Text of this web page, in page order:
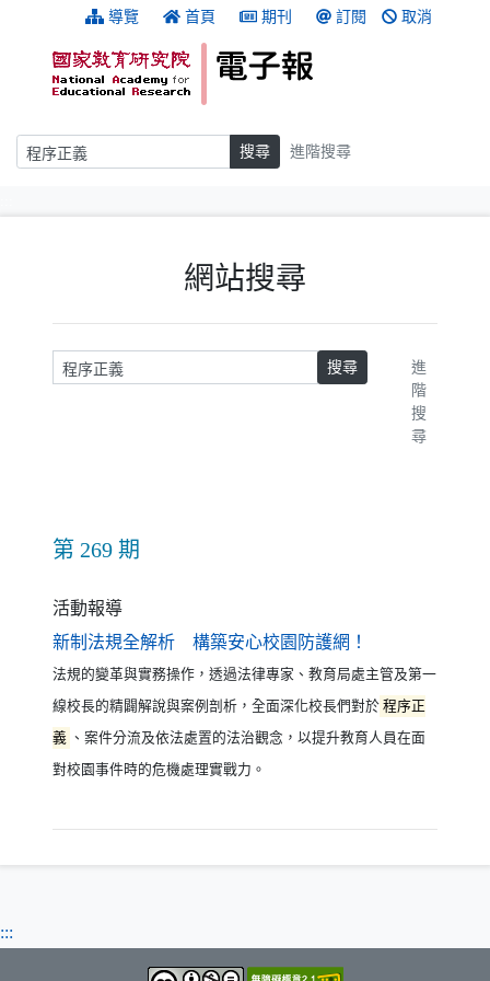
跳到主要內容 導覽 首頁 期刊 訂閱 取消
搜尋 搜尋 進階搜尋
網站搜尋
請輸入關鍵字 搜尋
進
階
搜
尋
第 269 期
活動報導
新制法規全解析 構築安心校園防護網！
法規的變革與實務操作，透過法律專家、教育局處主管及第一
線校長的精闢解說與案例剖析，全面深化校長們對於 程序正
義 、案件分流及依法處置的法治觀念，以提升教育人員在面
對校園事件時的危機處理實戰力。
:::